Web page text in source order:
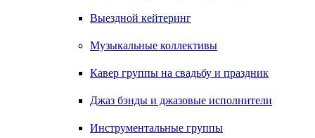
Выездной кейтеринг
Музыкальные коллективы
Кавер группы на свадьбу и праздник
Джаз бэнды и джазовые исполнители
Инструментальные группы